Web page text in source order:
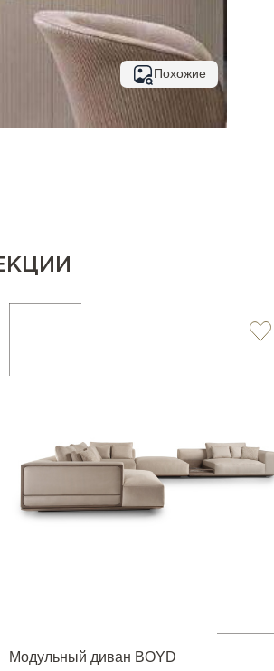
Похожие
Модульный диван BOYD